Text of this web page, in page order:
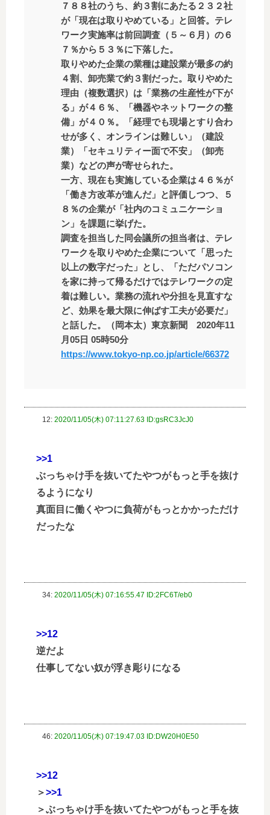
７８８社のうち、約３割にあたる２３２社
が「現在は取りやめている」と回答。テレ
ワーク実施率は前回調査（５～６月）の６
７％から５３％に下落した。
取りやめた企業の業種は建設業が最多の約
４割、卸売業で約３割だった。取りやめた
理由（複数選択）は「業務の生産性が下が
る」が４６％、「機器やネットワークの整
備」が４０％。「経理でも現場とすり合わ
せが多く、オンラインは難しい」（建設
業）「セキュリティー面で不安」（卸売
業）などの声が寄せられた。
一方、現在も実施している企業は４６％が
「働き方改革が進んだ」と評価しつつ、５
８％の企業が「社内のコミュニケーショ
ン」を課題に挙げた。
調査を担当した同会議所の担当者は、テレ
ワークを取りやめた企業について「思った
以上の数字だった」とし、「ただパソコン
を家に持って帰るだけではテレワークの定
着は難しい。業務の流れや分担を見直すな
ど、効果を最大限に伸ばす工夫が必要だ」
と話した。（岡本太）東京新聞 2020年11
月05日 05時50分
https://www.tokyo-np.co.jp/article/66372
12: 2020/11/05(木) 07:11:27.63 ID:gsRC3JcJ0
>>1
ぶっちゃけ手を抜いてたやつがもっと手を抜け
るようになり
真面目に働くやつに負荷がもっとかかっただけ
だったな
34: 2020/11/05(木) 07:16:55.47 ID:2FC6T/eb0
>>12
逆だよ
仕事してない奴が浮き彫りになる
46: 2020/11/05(木) 07:19:47.03 ID:DW20H0E50
>>12
＞>>1
＞ぶっちゃけ手を抜いてたやつがもっと手を抜